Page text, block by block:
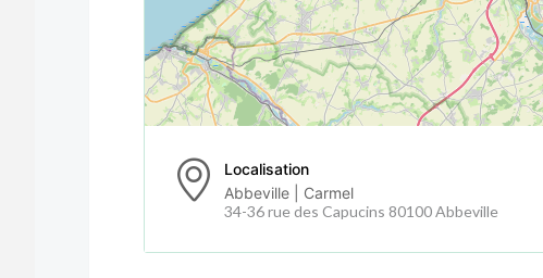
Localisation
Abbeville | Carmel
34-36 rue des Capucins 80100 Abbeville